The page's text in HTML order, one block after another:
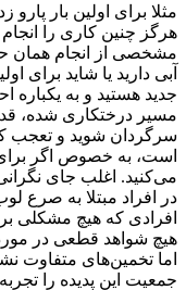
مثلا برای اولین بار
هرگز چنین کاری را انجام
مشخصی از انجام همان
آبی دارید یا شاید برای
جدید هستید و به یکباره
مسیر درختکاری شده،
سرگردان شوید و تعجب
است، به خصوص اگر برای
می‌کنید. اغلب جای
در افراد مبتلا به صرع
افرادی که هیچ مشکلی
هیچ شواهد قطعی در مورد
جمعیت این پدیده را